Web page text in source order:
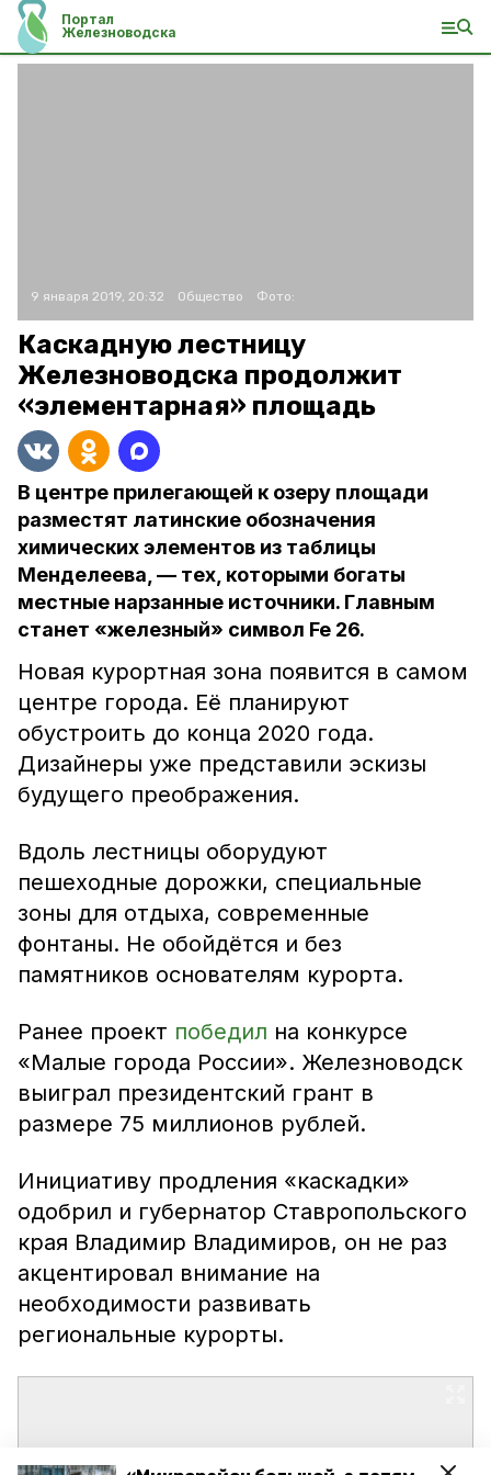
Портал
Железноводска
9 января 2019, 20:32 Общество Фото:
Каскадную лестницу
Железноводска продолжит
«элементарная» площадь
В центре прилегающей к озеру площади
разместят латинские обозначения
химических элементов из таблицы
Менделеева, — тех, которыми богаты
местные нарзанные источники. Главным
станет «железный» символ Fe 26.
Новая курортная зона появится в самом
центре города. Её планируют
обустроить до конца 2020 года.
Дизайнеры уже представили эскизы
будущего преображения.
Вдоль лестницы оборудуют
пешеходные дорожки, специальные
зоны для отдыха, современные
фонтаны. Не обойдётся и без
памятников основателям курорта.
Ранее проект победил на конкурсе
«Малые города России». Железноводск
выиграл президентский грант в
размере 75 миллионов рублей.
Инициативу продления «каскадки»
одобрил и губернатор Ставропольского
края Владимир Владимиров, он не раз
акцентировал внимание на
необходимости развивать
региональные курорты.